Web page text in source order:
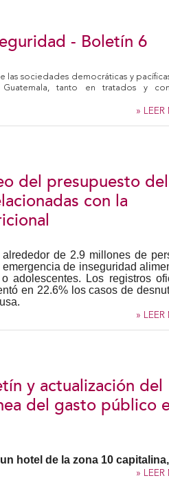
- Boletín 6
las sociedades democráticas y
tanto en tratados y
» LEER
del presupuesto del
con la
de 2.9 millones de
de inseguridad
adolescentes. Los registros
en 22.6% los casos de
» LEER
y actualización del
del gasto público
hotel de la zona 10 capitalina,
» LEER